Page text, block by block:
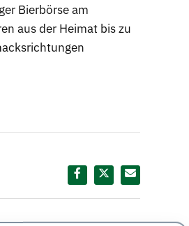
Bierbörse am
aus der Heimat bis zu